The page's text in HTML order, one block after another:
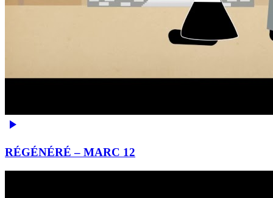
RÉGÉNÉRÉ – MARC 12